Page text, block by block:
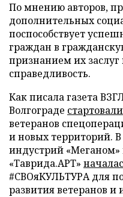
По мнению авторов,
дополнительных
поспособствует
граждан в
признанием их
справедливость.
Как писала газета
Волгограде стартовали
ветеранов
и новых территорий.
индустрий «Меганом»
«Таврида.АРТ»
#СВОяКУЛЬТУРА для
развития ветеранов и